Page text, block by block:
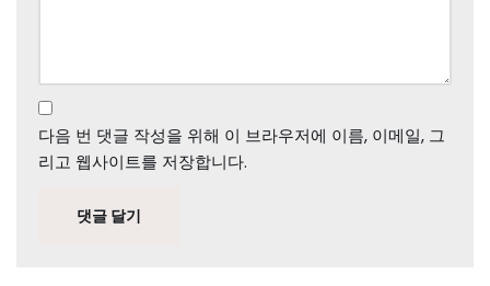
다음 번 댓글 작성을 위해 이 브라우저에 이름, 이메일, 그
리고 웹사이트를 저장합니다.